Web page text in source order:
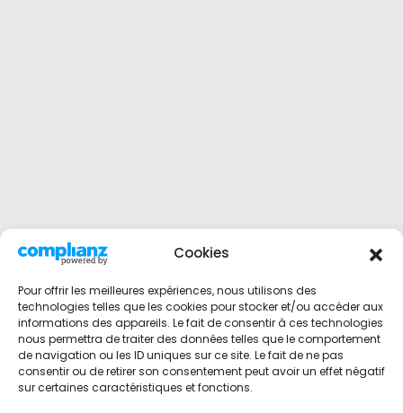
Cookies
Pour offrir les meilleures expériences, nous utilisons des
technologies telles que les cookies pour stocker et/ou accéder aux
informations des appareils. Le fait de consentir à ces technologies
nous permettra de traiter des données telles que le comportement
de navigation ou les ID uniques sur ce site. Le fait de ne pas
consentir ou de retirer son consentement peut avoir un effet négatif
sur certaines caractéristiques et fonctions.